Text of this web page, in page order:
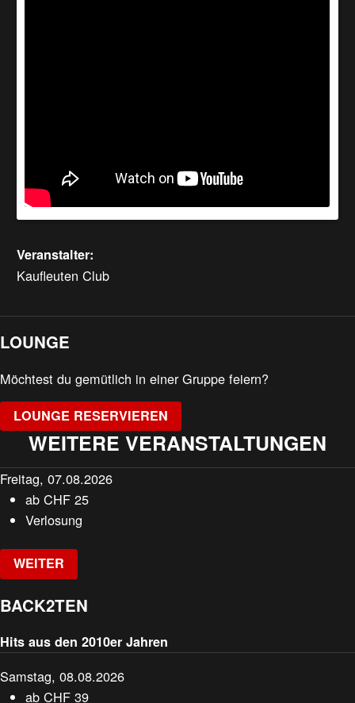
Veranstalter:
Kaufleuten Club
LOUNGE
Möchtest du gemütlich in einer Gruppe feiern?
LOUNGE RESERVIEREN
WEITERE VERANSTALTUNGEN
Freitag, 07.08.2026
abCHF 25
Verlosung
WEITER
BACK2TEN
Hits aus den 2010er Jahren
Samstag, 08.08.2026
abCHF 39